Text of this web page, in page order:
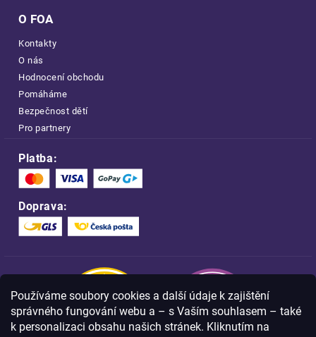
Používáme soubory cookies a další údaje k zajištění
správného fungování webu a – s Vaším souhlasem – také
k personalizaci obsahu našich stránek. Kliknutím na
O FOA
Kontakty
O nás
Hodnocení obchodu
Pomáháme
Bezpečnost dětí
Pro partnery
Platba:
Doprava: